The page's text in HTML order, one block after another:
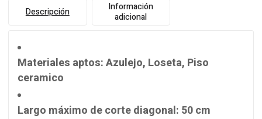
Descripción
Información
adicional
Materiales aptos: Azulejo, Loseta, Piso
ceramico
Largo máximo de corte diagonal: 50 cm